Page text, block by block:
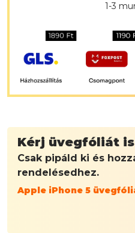
1-3
Kérj üvegfóliát
Csak pipáld ki és
rendelésedhez.
Apple iPhone 5